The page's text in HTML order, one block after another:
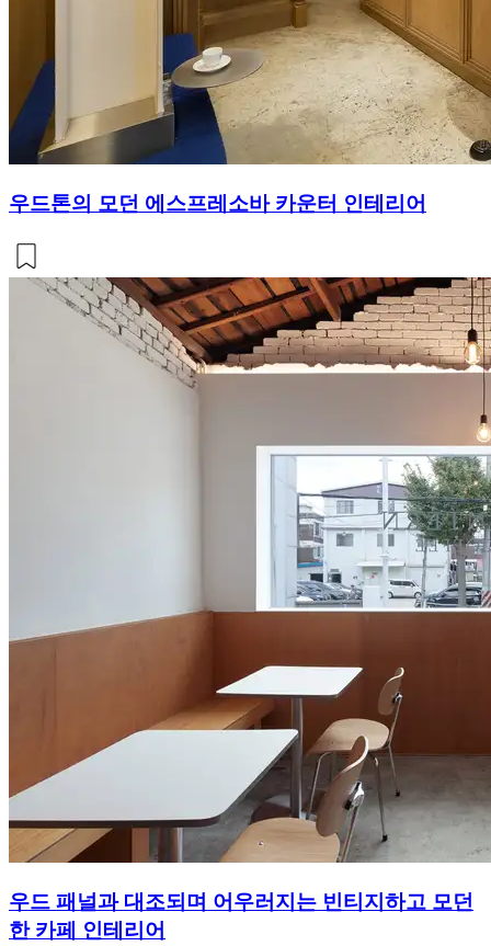
우드톤의 모던 에스프레소바 카운터 인테리어
우드 패널과 대조되며 어우러지는 빈티지하고 모던
한 카페 인테리어